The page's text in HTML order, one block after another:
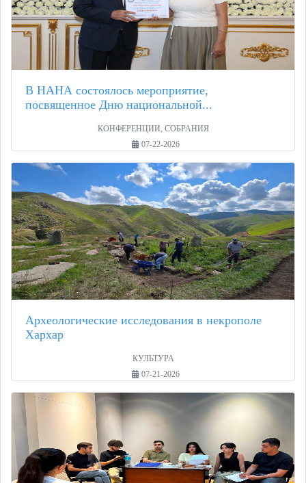
В НАНА состоялось мероприятие,
посвященное Дню национальной...
КОНФЕРЕНЦИИ, СОБРАНИЯ
07-22-2026
Археологические исследования в некрополе
Хархар
КУЛЬТУРА
07-21-2026